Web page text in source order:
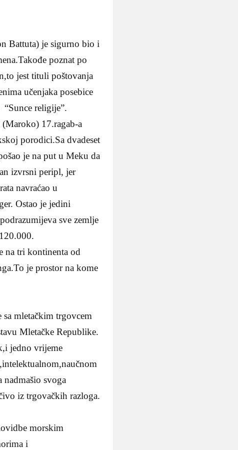
Battuta) je sigurno bio i
poznat po
jest tituli poštovanja
učenjaka posebice
religije”.
17.ragab-a
porodici.Sa dvadeset
je na put u Meku da
izvrsni peripl, jer
navraćao u
Ostao je jedini
sve zemlje
na tri kontinenta od
je prostor na kome
mletačkim trgovcem
Mletačke Republike.
jedno vrijeme
svoga
iz trgovačkih razloga.
morskim
i